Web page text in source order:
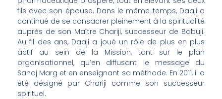
fils avec son épouse. Dans le même temps, Daaji a
continué de se consacrer pleinement à la spiritualité
auprès de son Maître Chariji, successeur de Babuji.
Au fil des ans, Daaji a joué un rôle de plus en plus
actif au sein de la Mission, tant sur le plan
organisationnel, qu’en diffusant le message du
Sahaj Marg et en enseignant sa méthode. En 2011, il a
été désigné par Chariji comme son successeur
spirituel.